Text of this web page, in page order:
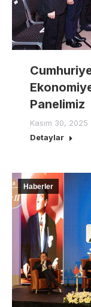
Panelimiz
Kasım 30, 2025
Detaylar
Haberler